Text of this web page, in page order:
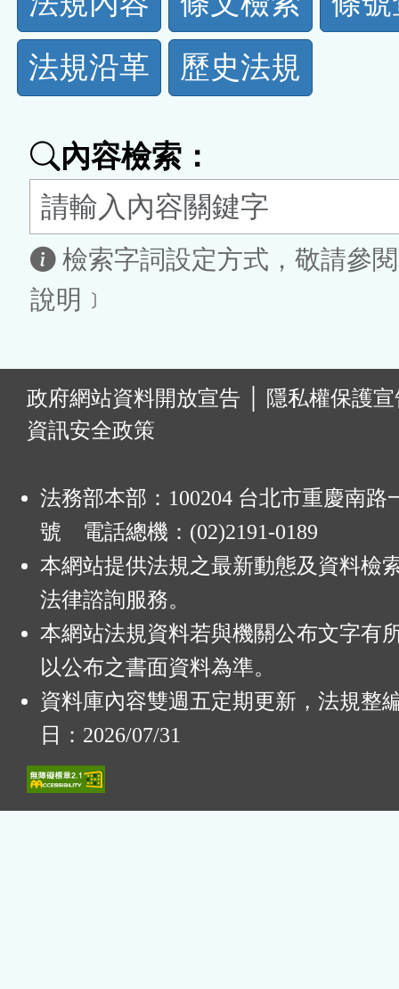
規
功
按
鈕
區
法規沿革
歷史法規
內容檢索：
檢索字詞設定方式，敬請參
說明﹞
政府網站資料開放宣告
隱私權保護
資訊安全政策
法務部本部：100204 台北市重慶南路
號 電話總機：(02)2191-0189
本網站提供法規之最新動態及資料檢
法律諮詢服務。
本網站法規資料若與機關公布文字有
以公布之書面資料為準。
資料庫內容雙週五定期更新，法規整
日：2026/07/31